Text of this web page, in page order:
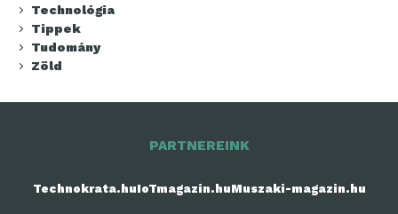
Technológia
Tippek
Tudomány
Zöld
PARTNEREINK
Technokrata.huIoTmagazin.huMuszaki-magazin.hu